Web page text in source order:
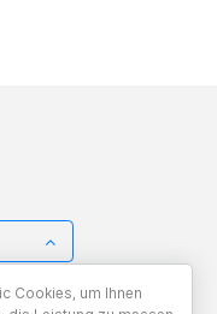
Cookies, um Ihnen